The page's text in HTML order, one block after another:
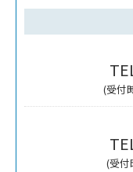
(受付
(受付